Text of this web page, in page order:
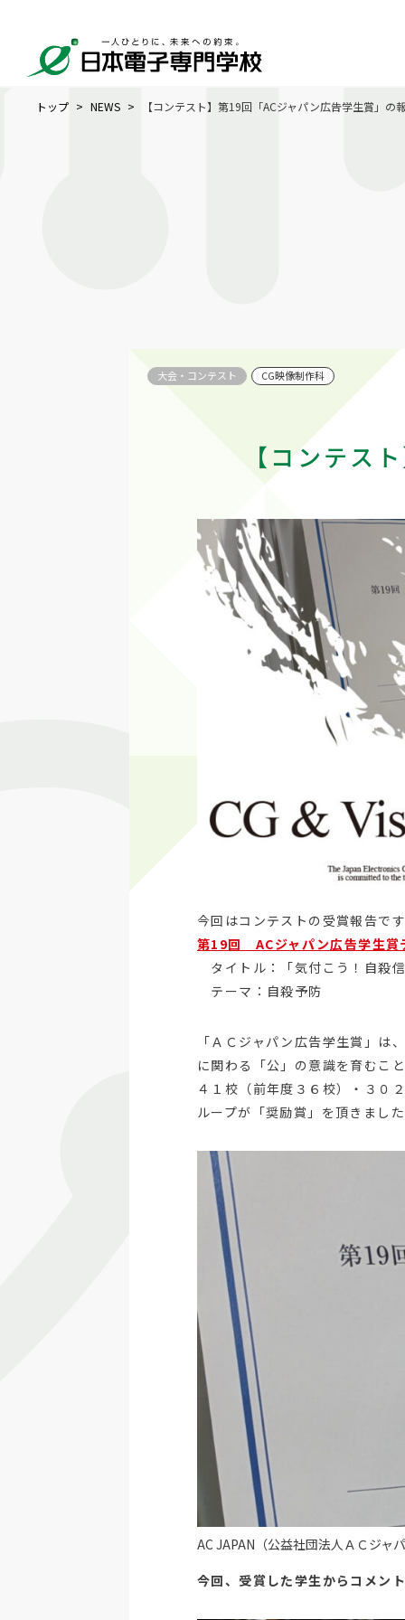
トップ NEWS 【コンテスト】第19回「ACジャパン広告学生賞」の
大会・コンテスト CG映像制作科
【コンテス
今回はコンテストの受賞報告で
第19回 ACジャパン広告学生賞
タイトル：「気付こう！自殺
テーマ：自殺予防
「ＡＣジャパン広告学生賞」
に関わる「公」の意識を育むこ
４１校（前年度３６校）・３０
ループが「奨励賞」を頂きまし
AC JAPAN（公益社団法人ＡＣジャ
今回、受賞した学生からコメン